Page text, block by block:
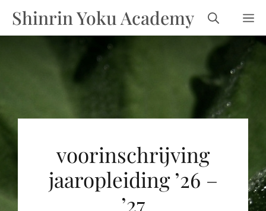
naar
de
Shinrin Yoku Academy
voorinschrijving
jaaropleiding ’26 –
’27